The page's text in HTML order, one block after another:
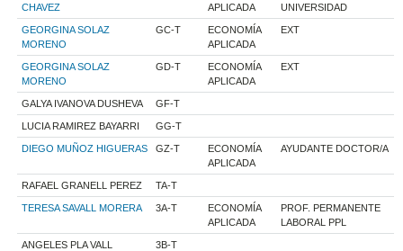
CHAVEZ
APLICADA
UNIVERSIDAD
GEORGINA SOLAZ
MORENO
GC-T
ECONOMÍA
APLICADA
EXT
GEORGINA SOLAZ
MORENO
GD-T
ECONOMÍA
APLICADA
EXT
GALYA IVANOVA DUSHEVA GF-T
LUCIA RAMIREZ BAYARRI GG-T
DIEGO MUÑOZ HIGUERAS GZ-T
ECONOMÍA
APLICADA
AYUDANTE DOCTOR/A
RAFAEL GRANELL PEREZ TA-T
TERESA SAVALL MORERA 3A-T
ECONOMÍA
APLICADA
PROF. PERMANENTE
LABORAL PPL
ANGELES PLA VALL 3B-T